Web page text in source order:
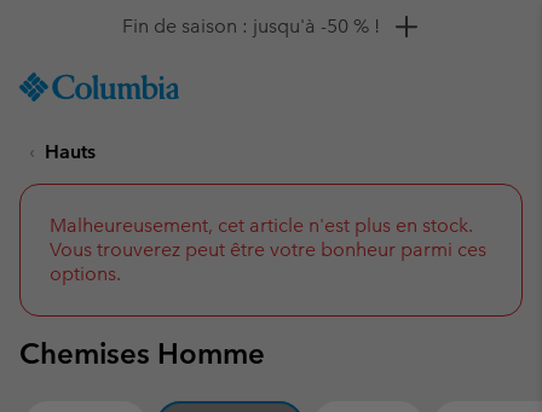
TO
SKIP
NAV
SKIP
TO
SEARCH
Remise de 10 % à saisir
Hauts
Malheureusement, cet article n'est plus en stock.
Vous trouverez peut être votre bonheur parmi ces
options.
Chemises Homme